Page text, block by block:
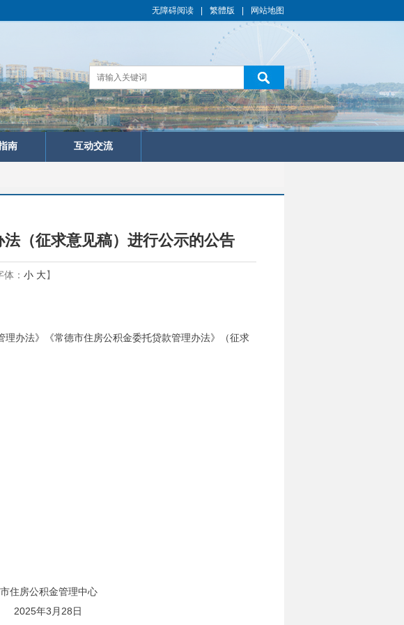
无障碍阅读 繁體版 网站地图
南 互动交流
（征求意见稿）进行公示的公告
体： 小 大】
办法》《常德市住房公积金委托贷款管理办法》
（征求
中心
日